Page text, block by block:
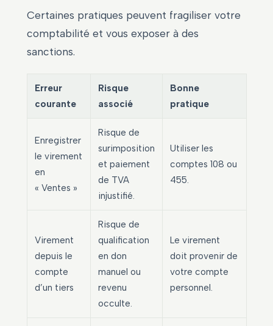
Certaines pratiques peuvent fragiliser votre
comptabilité et vous exposer à des
sanctions.
Erreur
courante
Risque
associé
Bonne
pratique
Enregistrer
le virement
en
« Ventes »
Risque de
surimposition
et paiement
de TVA
injustifié.
Utiliser les
comptes 108 ou
455.
Virement
depuis le
compte
d’un tiers
Risque de
qualification
en don
manuel ou
revenu
occulte.
Le virement
doit provenir de
votre compte
personnel.